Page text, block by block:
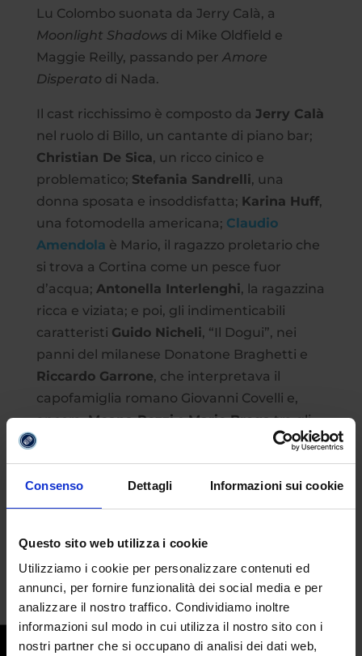
Consenso Dettagli Informazioni sui cookie
Questo sito web utilizza i cookie
Utilizziamo i cookie per personalizzare contenuti ed
annunci, per fornire funzionalità dei social media e per
analizzare il nostro traffico. Condividiamo inoltre
informazioni sul modo in cui utilizza il nostro sito con i
nostri partner che si occupano di analisi dei dati web,
Lu Colombo suonata da Jerry Calà, a
Moonlight Shadows di Mike Oldfield e
Maggie Reilly, passando per Amore
Disperato di Nada.
Il cast ricchissimo è composto da Jerry Calà
nel ruolo di Billo, un cantante di piano bar;
Christian De Sica, un ricco cinico e
problematico; Stefania Sandrelli, una
donna sposata e insoddisfatta; Karina Huff,
una fotomodella americana; Claudio
Amendola è Mario, il ragazzo proletario che
si trova a Cortina come un pesce fuor
d’acqua; Antonella Interlenghi, la ragazzina
ricca e viziata; e poi, gli indimenticabili
caratteristi Guido Nicheli, “Il Dogui”, nei
panni del milanese Donatone Braghetti e
Riccardo Garrone, che interpretava il
capofamiglia romano Giovanni Covelli e,
ancora,Moana PozzieMario Bregatra gli
altri.